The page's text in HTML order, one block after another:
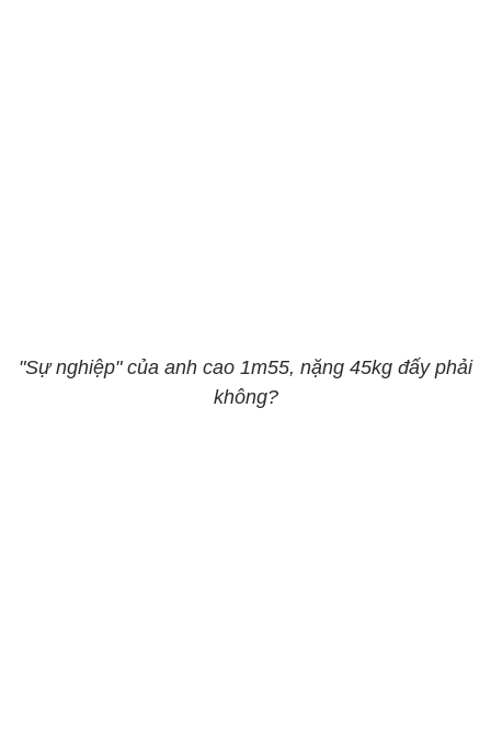
"Sự nghiệp" của anh cao 1m55, nặng 45kg đấy phải
không?